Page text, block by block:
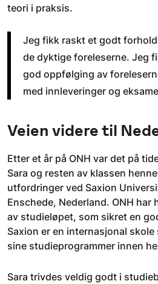
teori i praksis.
Jeg fikk raskt et godt
de dyktige foreleserne. Jeg
god oppfølging av
med innleveringer og
Veien videre til
Etter et år på ONH var det på
Sara og resten av klassen
utfordringer ved Saxion
Enschede, Nederland. ONH har
av studieløpet, som sikret en
Saxion er en internasjonal
sine studieprogrammer innen
Sara trivdes veldig godt i